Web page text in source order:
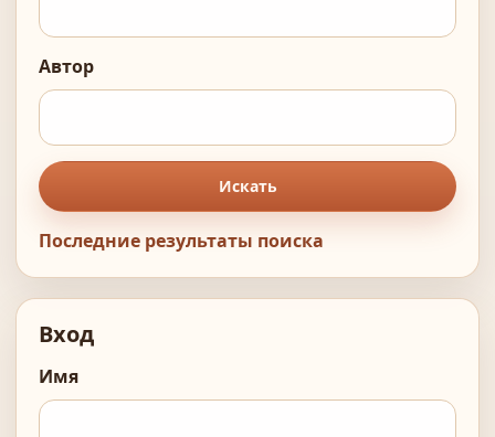
Автор
Искать
Последние результаты поиска
Вход
Имя